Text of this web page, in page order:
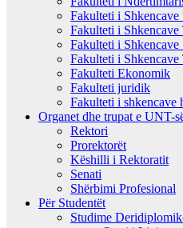
Fakulteti i Shkencave
Fakulteti i Shkencave
Fakulteti i Shkencave
Fakulteti i
Fakulteti Ekonomik
Fakulteti juridik
Fakulteti i shkencave
Organet dhe trupat e UNT-
Rektori
Prorektorët
Këshilli i Rektoratit
Senati
Shërbimi Profesional
Për Studentët
Studime